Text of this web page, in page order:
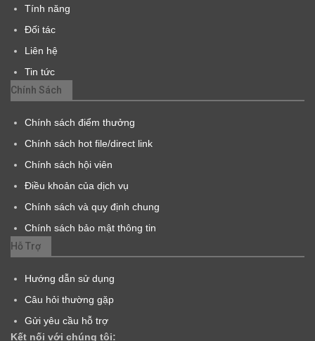
Tính năng
Đối tác
Liên hệ
Tin tức
Chính Sách
Chính sách điểm thưởng
Chính sách hot file/direct link
Chính sách hội viên
Điều khoản của dịch vụ
Chính sách và quy định chung
Chính sách bảo mật thông tin
Hỗ Trợ
Hướng dẫn sử dụng
Câu hỏi thường gặp
Gửi yêu cầu hỗ trợ
Kết nối với chúng tôi: